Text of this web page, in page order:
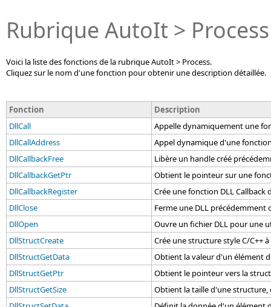
Rubrique AutoIt > Process
Voici la liste des fonctions de la rubrique AutoIt > Process.
Cliquez sur le nom d'une fonction pour obtenir une description détaillée.
Fonction
Description
DllCall
Appelle dynamiquement une
DllCallAddress
Appel dynamique d'une
DllCallbackFree
Libère un handle créé
DllCallbackGetPtr
Obtient le pointeur sur une
DllCallbackRegister
Crée une fonction DLL Callback
DllClose
Ferme une DLL précédemment
DllOpen
Ouvre un fichier DLL pour une
DllStructCreate
Crée une structure style C/C++
DllStructGetData
Obtient la valeur d'un élément
DllStructGetPtr
Obtient le pointeur vers la
DllStructGetSize
Obtient la taille d'une structure,